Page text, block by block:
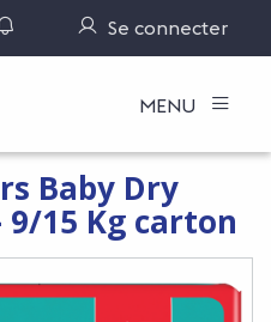
Gérer ses notifications
Se connecter
MENU
Baby Dry
9/15 Kg carton